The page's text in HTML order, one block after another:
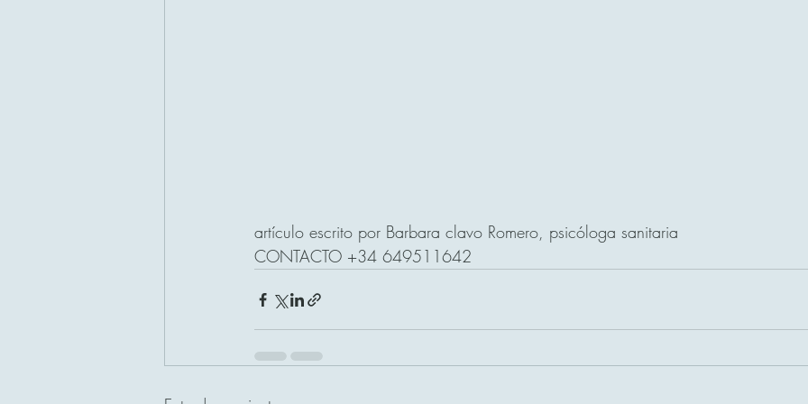
artículo escrito por Barbara clavo Romero, psicóloga sanitaria
CONTACTO +34 649511642